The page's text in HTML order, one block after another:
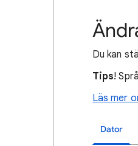
Du kan
Tips!
Läs mer
Dator